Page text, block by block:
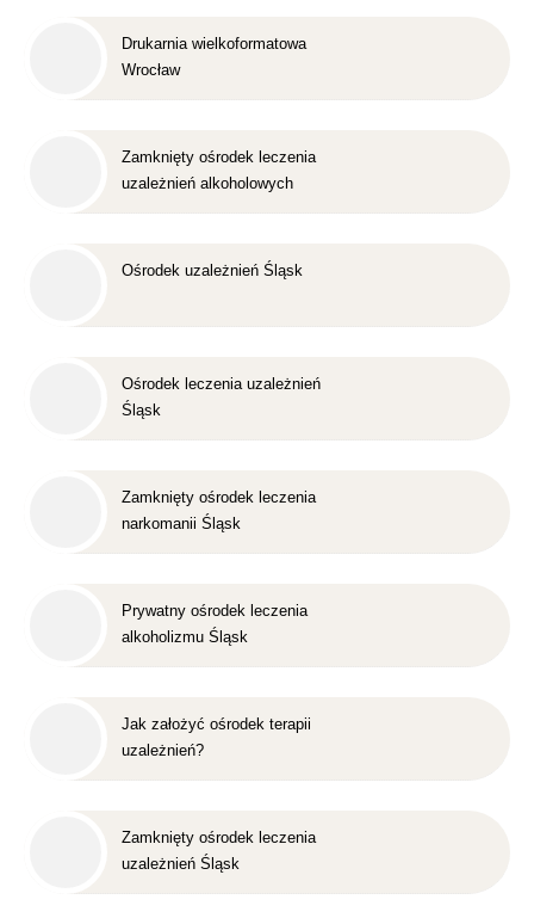
Drukarnia wielkoformatowa
Wrocław
Zamknięty ośrodek leczenia
uzależnień alkoholowych
Ośrodek uzależnień Śląsk
Ośrodek leczenia uzależnień
Śląsk
Zamknięty ośrodek leczenia
narkomanii Śląsk
Prywatny ośrodek leczenia
alkoholizmu Śląsk
Jak założyć ośrodek terapii
uzależnień?
Zamknięty ośrodek leczenia
uzależnień Śląsk